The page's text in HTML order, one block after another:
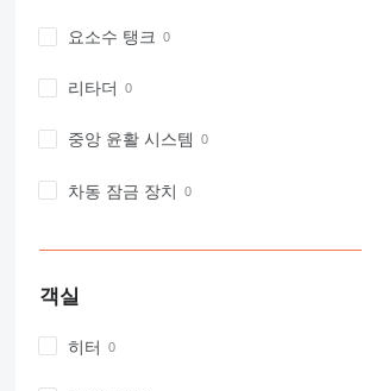
973
982
988
992
E-series
요소수 탱크
리타더
중앙 윤활 시스템
차동 잠금 장치
객실
히터